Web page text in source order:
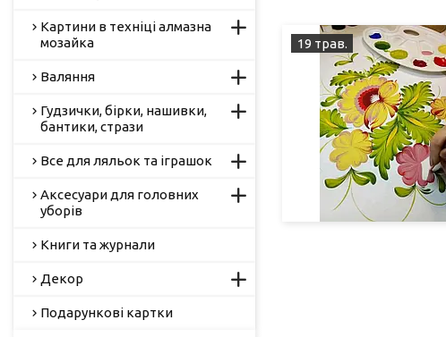
19 трав.
Картини в техніці алмазна
мозайка
Валяння
Гудзички, бірки, нашивки,
бантики, стрази
Все для ляльок та іграшок
Аксесуари для головних
уборів
Книги та журнали
Декор
Подарункові картки